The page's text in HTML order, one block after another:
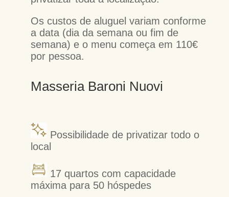
Os custos de aluguel variam conforme
a data (dia da semana ou fim de
semana) e o menu começa em 110€
por pessoa.
Masseria Baroni Nuovi
Possibilidade de privatizar todo o
local
17 quartos com capacidade
máxima para 50 hóspedes